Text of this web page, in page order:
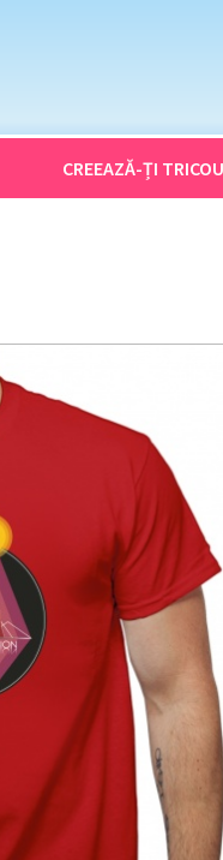
CREEAZĂ-ȚI